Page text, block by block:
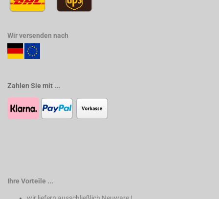
Wir versenden nach
Zahlen Sie mit ...
Ihre Vorteile ...